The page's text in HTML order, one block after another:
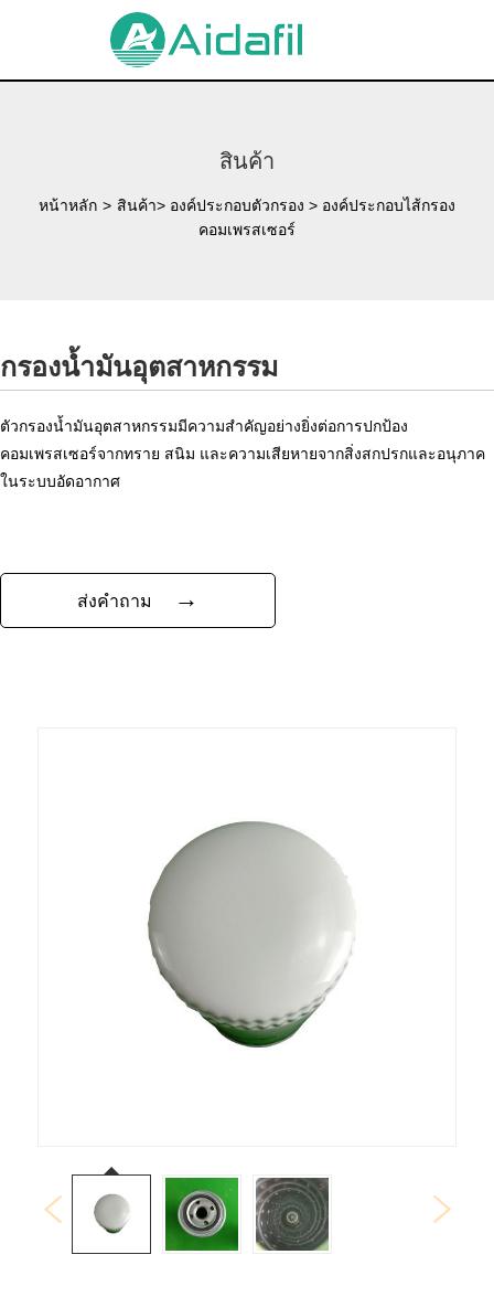
สินค้า
หน้าหลัก > สินค้า> องค์ประกอบตัวกรอง > องค์ประกอบไส้กรอง
คอมเพรสเซอร์
กรองน้ำมันอุตสาหกรรม
ตัวกรองน้ำมันอุตสาหกรรมมีความสำคัญอย่างยิ่งต่อการปกป้อง
คอมเพรสเซอร์จากทราย สนิม และความเสียหายจากสิ่งสกปรกและอนุภาค
ในระบบอัดอากาศ
ส่งคำถาม →